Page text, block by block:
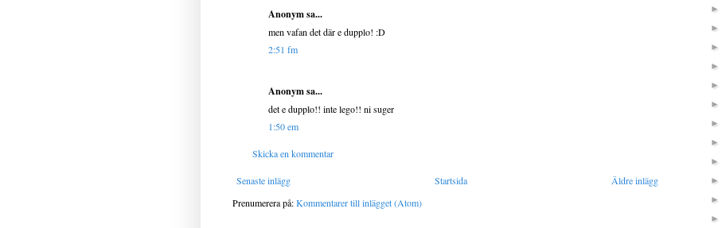
Anonym sa...
men vafan det där e dupplo! :D
2:51 fm
Anonym sa...
det e dupplo!! inte lego!! ni suger
1:50 em
Skicka en kommentar
Senaste inlägg Äldre inlägg
Startsida
Prenumerera på:Kommentarer till inlägget (Atom)
►
►
►
►
►
►
►
►
►
►
►
►